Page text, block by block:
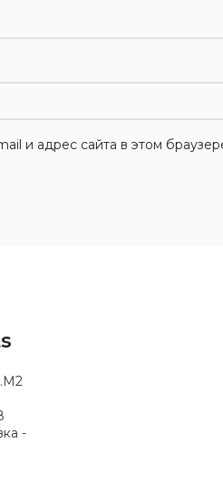
и адрес сайта в этом